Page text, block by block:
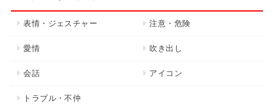
表情・ジェスチャー 注意・危険
愛情 吹き出し
会話 アイコン
トラブル・不仲